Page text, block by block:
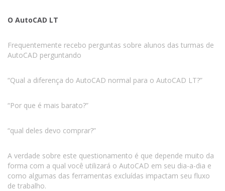
O AutoCAD LT
Frequentemente recebo perguntas sobre alunos das turmas de
AutoCAD perguntando
“Qual a diferença do AutoCAD normal para o AutoCAD LT?”
“Por que é mais barato?”
“qual deles devo comprar?”
A verdade sobre este questionamento é que depende muito da
forma com a qual você utilizará o AutoCAD em seu dia-a-dia e
como algumas das ferramentas excluídas impactam seu fluxo
de trabalho.